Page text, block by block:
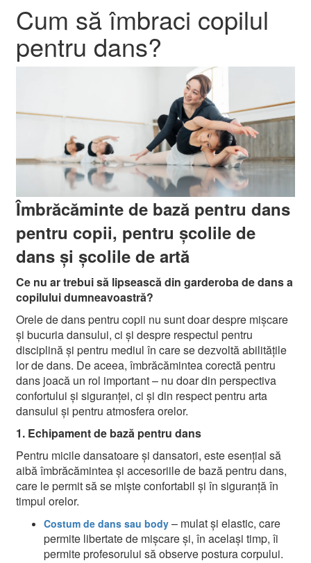
Cum să îmbraci copilul
pentru dans?
Îmbrăcăminte de bază pentru dans
pentru copii, pentru școlile de
dans și școlile de artă
Ce nu ar trebui să lipsească din garderoba de dans a
copilului dumneavoastră?
Orele de dans pentru copii nu sunt doar despre mișcare
și bucuria dansului, ci și despre respectul pentru
disciplină și pentru mediul în care se dezvoltă abilitățile
lor de dans. De aceea, îmbrăcămintea corectă pentru
dans joacă un rol important – nu doar din perspectiva
confortului și siguranței, ci și din respect pentru arta
dansului și pentru atmosfera orelor.
1. Echipament de bază pentru dans
Pentru micile dansatoare și dansatori, este esențial să
aibă îmbrăcămintea și accesoriile de bază pentru dans,
care le permit să se miște confortabil și în siguranță în
timpul orelor.
Costum de dans sau body – mulat și elastic, care
permite libertate de mișcare și, în același timp, îi
permite profesorului să observe postura corpului.